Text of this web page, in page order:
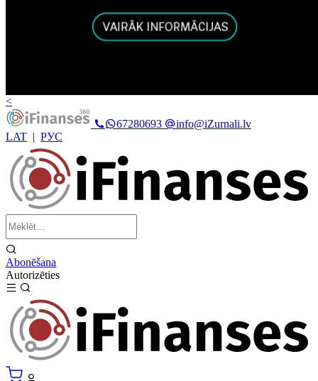
<
67280693
info@iZurnali.lv
LAT | РУС
Abonēšana
Autorizēties